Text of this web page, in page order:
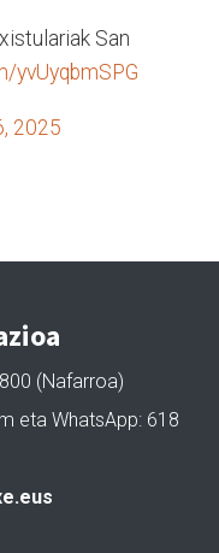
San
yvUyqbmSPG
2025
(Nafarroa)
eta WhatsApp: 618